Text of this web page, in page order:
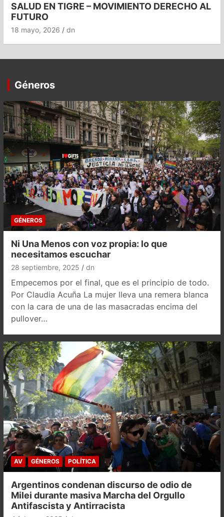
SALUD EN TIGRE – MOVIMIENTO DERECHO AL
FUTURO
18 mayo, 2026 dn
Géneros
GÉNEROS
Ni Una Menos con voz propia: lo que
necesitamos escuchar
28 septiembre, 2025 dn
Empecemos por el final, que es el principio de todo.
Por Claudia Acuña La mujer lleva una remera blanca
con la cara de una de las masacradas encima del
pullover…
AV GÉNEROS POLÍTICA
Argentinos condenan discurso de odio de
Milei durante masiva Marcha del Orgullo
Antifascista y Antirracista